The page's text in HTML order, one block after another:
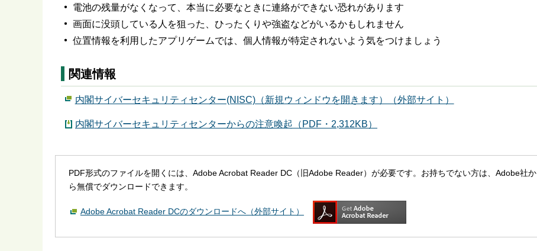
電池の残量がなくなって、本当に必要なときに連絡ができない恐れがあります
画面に没頭している人を狙った、ひったくりや強盗などがいるかもしれません
位置情報を利用したアプリゲームでは、個人情報が特定されないよう気をつけましょう
関連情報
内閣サイバーセキュリティセンター(NISC)（新規ウィンドウを開きます）（外部サイト）
内閣サイバーセキュリティセンターからの注意喚起（PDF・2,312KB）
PDF形式のファイルを開くには、Adobe Acrobat Reader DC（旧Adobe Reader）が必要です。お持ちでない方は、Adobe社か
ら無償でダウンロードできます。
Adobe Acrobat Reader DCのダウンロードへ（外部サイト）